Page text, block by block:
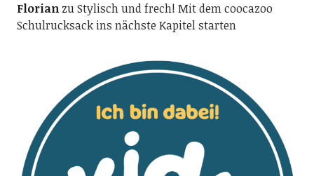
FlorianzuStylisch und frech! Mit dem coocazoo
Schulrucksack ins nächste Kapitel starten